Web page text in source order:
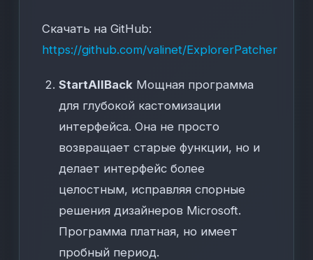
Скачать на GitHub:
https://github.com/valinet/ExplorerPatcher
StartAllBack Мощная программа
для глубокой кастомизации
интерфейса. Она не просто
возвращает старые функции, но и
делает интерфейс более
целостным, исправляя спорные
решения дизайнеров Microsoft.
Программа платная, но имеет
пробный период.